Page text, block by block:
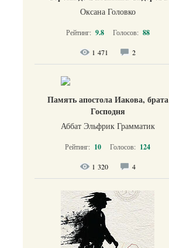
Оксана Головко
Рейтинг: 9.8 Голосов: 88
1 471 2
Память апостола Иакова, брата
Господня
Аббат Эльфрик Грамматик
Рейтинг: 10 Голосов: 124
1 320 4